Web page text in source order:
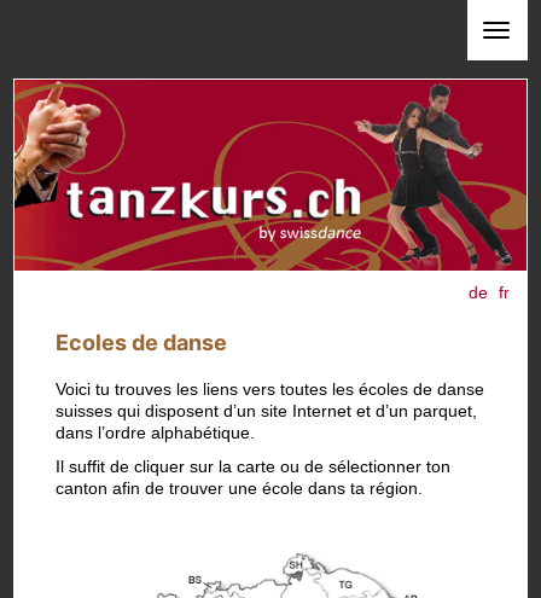
de fr
Ecoles de danse
Voici tu trouves les liens vers toutes les écoles de danse
suisses qui disposent d’un site Internet et d’un parquet,
dans l’ordre alphabétique.
Il suffit de cliquer sur la carte ou de sélectionner ton
canton afin de trouver une école dans ta région.